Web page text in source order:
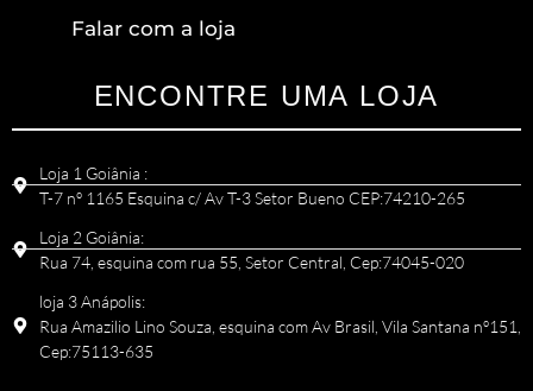
Falar com a loja
ENCONTRE UMA LOJA
Loja 1 Goiânia :
T-7 nº 1165 Esquina c/ Av T-3 Setor Bueno CEP:74210-265
Loja 2 Goiânia:
Rua 74, esquina com rua 55, Setor Central, Cep:74045-020
loja 3 Anápolis:
Rua Amazilio Lino Souza, esquina com Av Brasil, Vila Santana nº151,
Cep:75113-635